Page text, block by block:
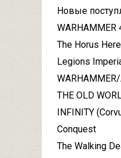
Новые
WARHAMMER
The Horus
Legions
THE OLD
INFINITY
Conquest
The Walking